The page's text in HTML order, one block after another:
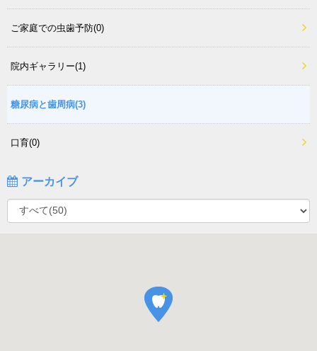
ご家庭での虫歯予防(0)
院内ギャラリー(1)
糖尿病と歯周病(3)
口育(0)
アーカイブ